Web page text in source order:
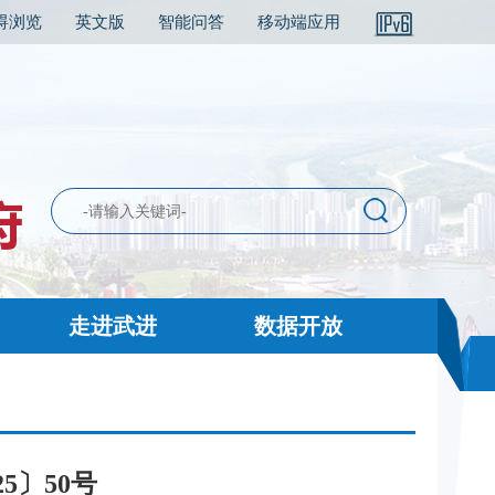
浏览 英文版 智能问答 移动端应用
走进武进 数据开放
〕50号